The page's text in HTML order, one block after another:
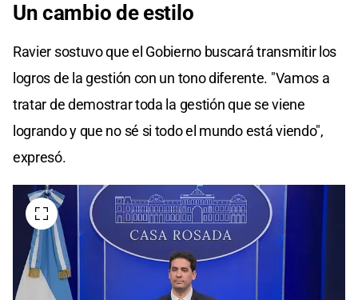
Un cambio de estilo
Ravier sostuvo que el Gobierno buscará transmitir los
logros de la gestión con un tono diferente. "Vamos a
tratar de demostrar toda la gestión que se viene
logrando y que no sé si todo el mundo está viendo",
expresó.